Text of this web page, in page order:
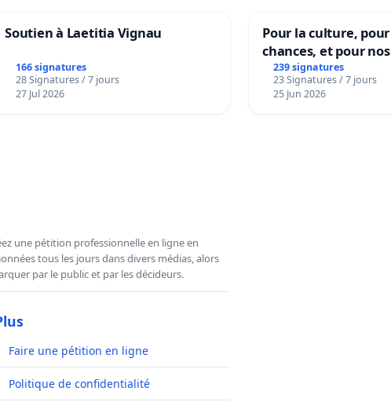
Soutien à Laetitia Vignau
166 signatures
28 Signatures / 7 jours
27 Jul 2026
Pour la culture,
chances, et pour
239 signatures
23 Signatures / 7 jours
25 Jun 2026
une pétition professionnelle en ligne en
tous les jours dans divers médias, alors
par le public et par les décideurs.
Faire une pétition en ligne
Politique de confidentialité